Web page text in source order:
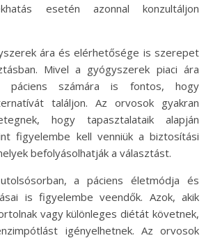
esetén azonnal konzultáljon
ára és elérhetősége is szerepet
Mivel a gyógyszerek piaci ára
számára is fontos, hogy
találjon. Az orvosok gyakran
hogy tapasztalataik alapján
figyelembe kell venniük a biztosítási
befolyásolhatják a választást.
a páciens életmódja és
is figyelembe veendők. Azok, akik
vagy különleges diétát követnek,
igényelhetnek. Az orvosok